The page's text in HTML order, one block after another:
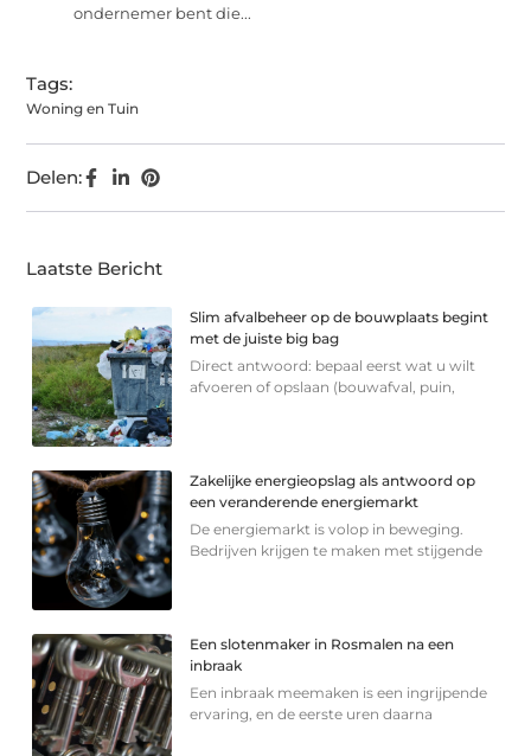
ondernemer bent die...
Tags:
Woning en Tuin
Delen:
Laatste Bericht
Slim afvalbeheer op de bouwplaats begint
met de juiste big bag
Direct antwoord: bepaal eerst wat u wilt
afvoeren of opslaan (bouwafval, puin,
Zakelijke energieopslag als antwoord op
een veranderende energiemarkt
De energiemarkt is volop in beweging.
Bedrijven krijgen te maken met stijgende
Een slotenmaker in Rosmalen na een
inbraak
Een inbraak meemaken is een ingrijpende
ervaring, en de eerste uren daarna